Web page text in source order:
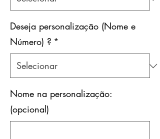
Deseja personalização (Nome e
Número) ? *
Nome na personalização:
(opcional)